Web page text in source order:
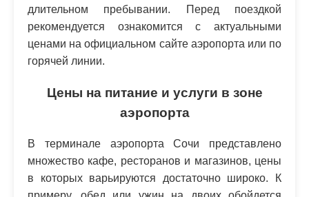
длительном пребывании. Перед поездкой
рекомендуется ознакомится с актуальными
ценами на официальном сайте аэропорта или по
горячей линии.
Цены на питание и услуги в зоне
аэропорта
В терминале аэропорта Сочи представлено
множество кафе, ресторанов и магазинов, цены
в которых варьируются достаточно широко. К